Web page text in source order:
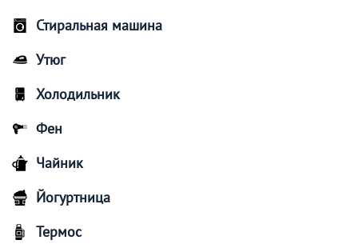
Стиральная машина
Утюг
Холодильник
Фен
Чайник
Йогуртница
Термос